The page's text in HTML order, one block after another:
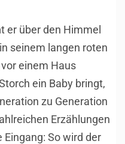
er über den Himmel
seinem langen roten
einem Haus
ein Baby bringt,
zu Generation
Erzählungen
So wird der